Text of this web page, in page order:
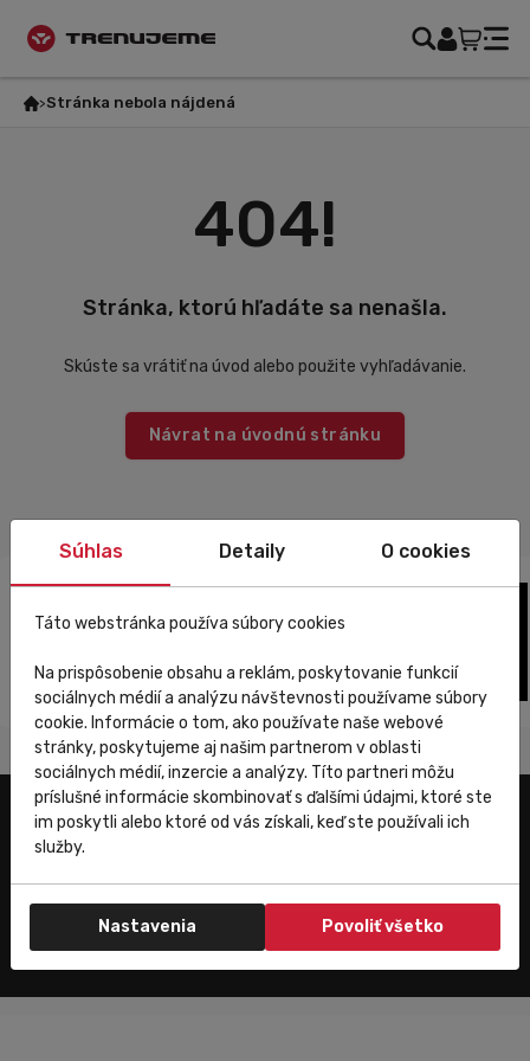
Stránka nebola nájdená
404!
Stránka, ktorú hľadáte sa nenašla.
Skúste sa vrátiť na úvod alebo použite vyhľadávanie.
Návrat na úvodnú stránku
Užitočné odkazy
E-shop
Trenujeme
Súhlas Detaily O cookies
Táto webstránka používa súbory cookies
Na prispôsobenie obsahu a reklám, poskytovanie funkcií
sociálnych médií a analýzu návštevnosti používame súbory
cookie. Informácie o tom, ako používate naše webové
stránky, poskytujeme aj našim partnerom v oblasti
sociálnych médií, inzercie a analýzy. Títo partneri môžu
príslušné informácie skombinovať s ďalšími údajmi, ktoré ste
im poskytli alebo ktoré od vás získali, keď ste používali ich
služby.
Nastavenia Povoliť všetko